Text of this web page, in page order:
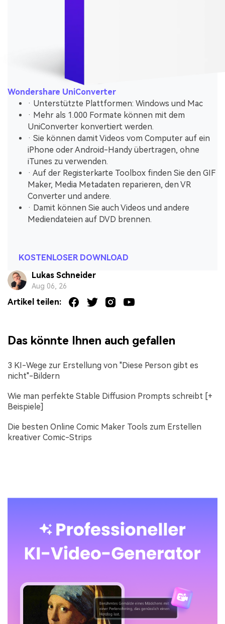
Wondershare UniConverter
· Unterstützte Plattformen: Windows und Mac
· Mehr als 1.000 Formate können mit dem
UniConverter konvertiert werden.
· Sie können damit Videos vom Computer auf ein
iPhone oder Android-Handy übertragen, ohne
iTunes zu verwenden.
· Auf der Registerkarte Toolbox finden Sie den GIF
Maker, Media Metadaten reparieren, den VR
Converter und andere.
· Damit können Sie auch Videos und andere
Mediendateien auf DVD brennen.
KOSTENLOSER DOWNLOAD
Lukas Schneider
Aug 06, 26
Artikel teilen:
Das könnte Ihnen auch gefallen
3 KI-Wege zur Erstellung von "Diese Person gibt es
nicht"-Bildern
Wie man perfekte Stable Diffusion Prompts schreibt [+
Beispiele]
Die besten Online Comic Maker Tools zum Erstellen
kreativer Comic-Strips